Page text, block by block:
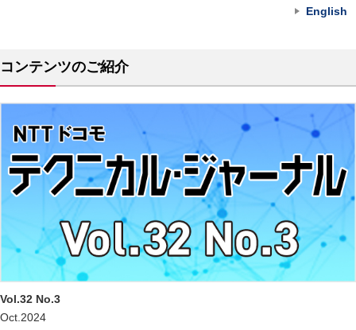
English
コンテンツのご紹介
Vol.32 No.3
Oct.2024